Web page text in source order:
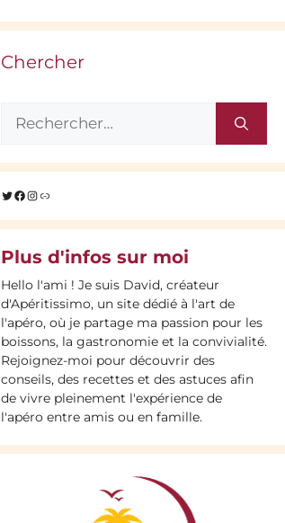
Chercher
Rechercher :
Twitter
Facebook
Instagram
Lien
Plus d'infos sur moi
Hello l'ami ! Je suis David, créateur
d'Apéritissimo, un site dédié à l'art de
l'apéro, où je partage ma passion pour les
boissons, la gastronomie et la convivialité.
Rejoignez-moi pour découvrir des
conseils, des recettes et des astuces afin
de vivre pleinement l'expérience de
l'apéro entre amis ou en famille.